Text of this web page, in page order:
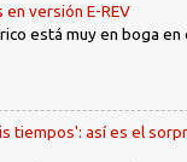
versión E-REV
está muy en boga en
tiempos': así es el